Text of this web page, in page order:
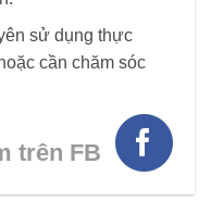
sử dụng thực
cần chăm sóc
trên FB